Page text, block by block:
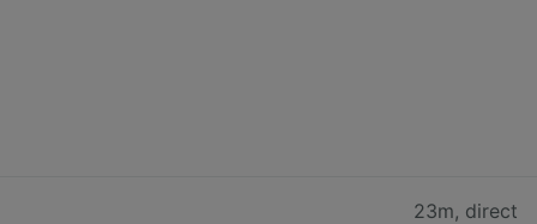
23m, direct